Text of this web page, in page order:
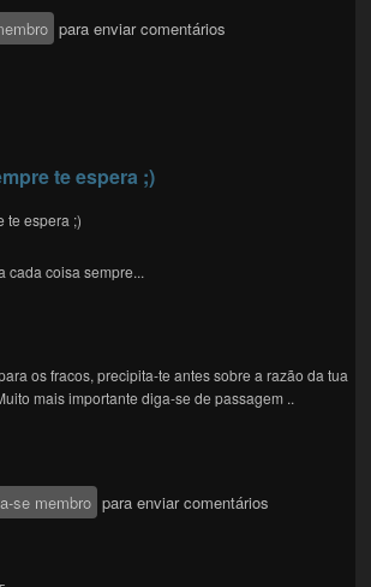
para enviar comentários
te espera ;)
te espera ;)
cada coisa sempre...
os fracos, precipita-te antes sobre a razão da tua
mais importante diga-se de passagem ..
se membro para enviar comentários